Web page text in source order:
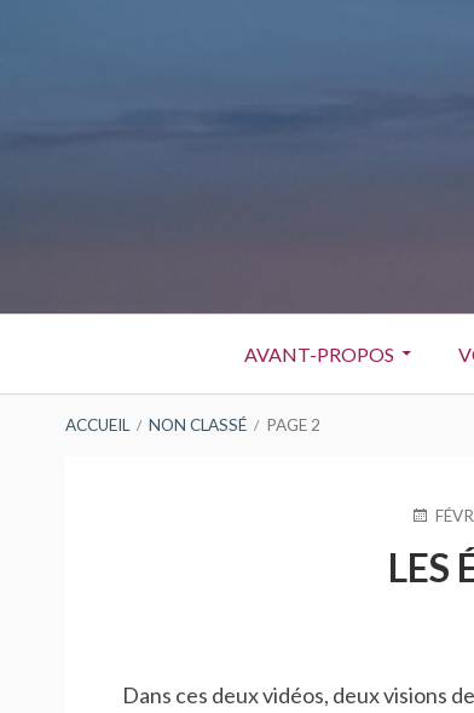
principal
AVANT-PROPOS
FIL
ACCUEIL NON CLASSÉ PAGE 2
PUBLIÉ
LES
Dans ces deux vidéos, deux visions